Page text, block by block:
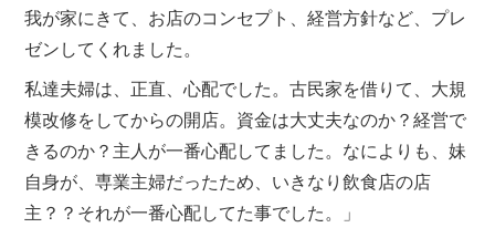
我が家にきて、お店のコンセプト、経営方針など、プレ
ゼンしてくれました。
私達夫婦は、正直、心配でした。古民家を借りて、大規
模改修をしてからの開店。資金は大丈夫なのか？経営で
きるのか？主人が一番心配してました。なによりも、妹
自身が、専業主婦だったため、いきなり飲食店の店
主？？それが一番心配してた事でした。」